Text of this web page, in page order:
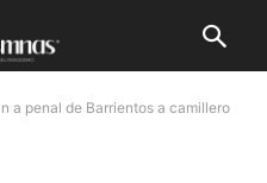
a penal de Barrientos a camillero